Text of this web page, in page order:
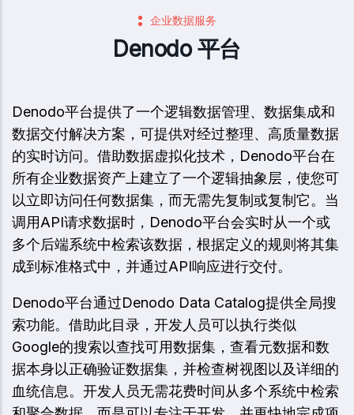
企业数据服务
Denodo 平台
Denodo平台提供了一个逻辑数据管理、数据集成和
数据交付解决方案，可提供对经过整理、高质量数据
的实时访问。借助数据虚拟化技术，Denodo平台在
所有企业数据资产上建立了一个逻辑抽象层，使您可
以立即访问任何数据集，而无需先复制或复制它。当
调用API请求数据时，Denodo平台会实时从一个或
多个后端系统中检索该数据，根据定义的规则将其集
成到标准格式中，并通过API响应进行交付。
Denodo平台通过Denodo Data Catalog提供全局搜
索功能。借助此目录，开发人员可以执行类似
Google的搜索以查找可用数据集，查看元数据和数
据本身以正确验证数据集，并检查树视图以及详细的
血统信息。开发人员无需花费时间从多个系统中检索